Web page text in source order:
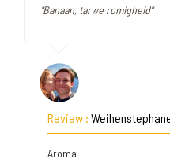
"Banaan, tarwe romigheid"
Review :
Aroma